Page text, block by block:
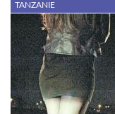
TANZANIE